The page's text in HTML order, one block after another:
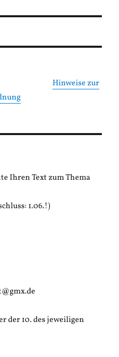
Hinweise zur
Ihren Text zum Thema
1.06.!)
der 10. des jeweiligen